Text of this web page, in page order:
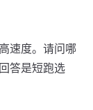
速度。请问哪
答是短跑选